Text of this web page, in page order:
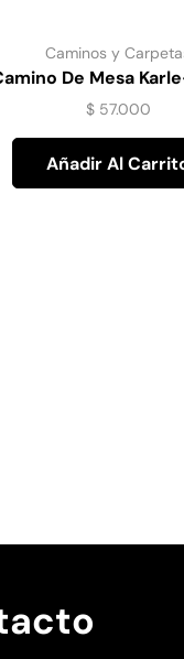
Caminos y
De Mesa
$57.000
Añadir Al